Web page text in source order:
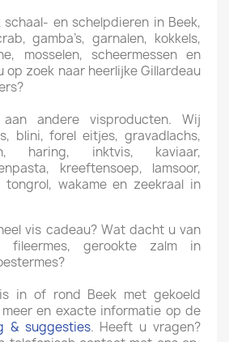
en schelpdieren in Beek,
gamba’s, garnalen, kokkels,
mosselen, scheermessen en
op zoek naar heerlijke Gillardeau
andere visproducten. Wij
blini, forel eitjes, gravadlachs,
haring, inktvis, kaviaar,
kreeftensoep, lamsoor,
tongrol, wakame en zeekraal in
vis cadeau? Wat dacht u van
fileermes, gerookte zalm in
in of rond Beek met gekoeld
en exacte informatie op de
& suggesties. Heeft u vragen?